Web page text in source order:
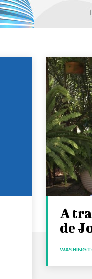
A
de